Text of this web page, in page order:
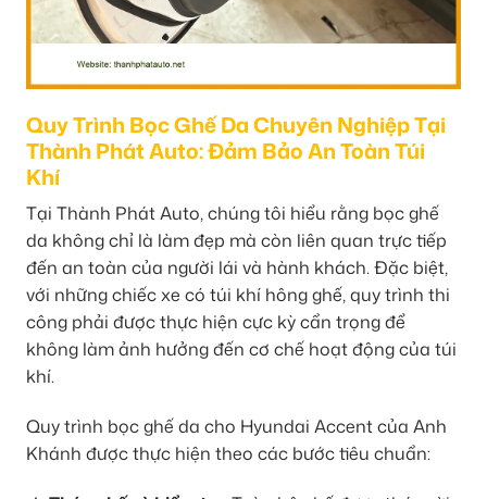
Quy Trình Bọc Ghế Da Chuyên Nghiệp Tại
Thành Phát Auto: Đảm Bảo An Toàn Túi
Khí
Tại Thành Phát Auto, chúng tôi hiểu rằng bọc ghế
da không chỉ là làm đẹp mà còn liên quan trực tiếp
đến an toàn của người lái và hành khách. Đặc biệt,
với những chiếc xe có túi khí hông ghế, quy trình thi
công phải được thực hiện cực kỳ cẩn trọng để
không làm ảnh hưởng đến cơ chế hoạt động của túi
khí.
Quy trình bọc ghế da cho Hyundai Accent của Anh
Khánh được thực hiện theo các bước tiêu chuẩn: